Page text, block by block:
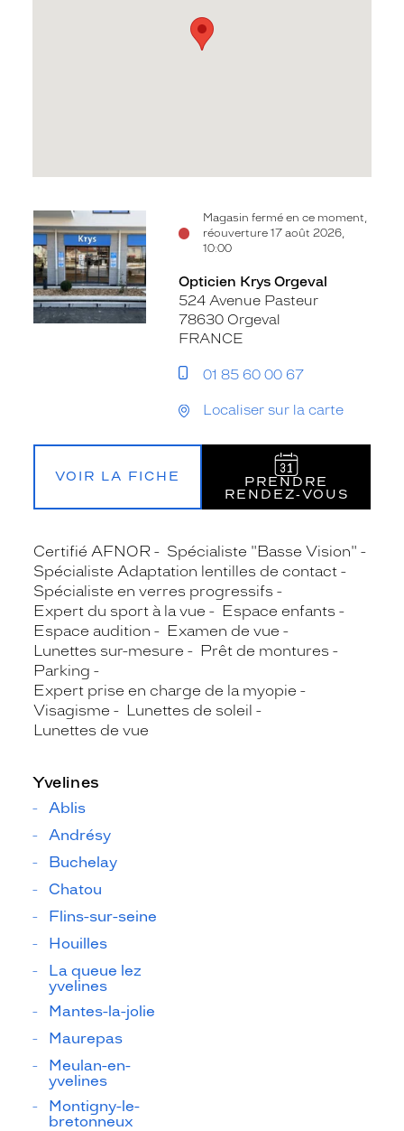
Magasin fermé en ce moment,
réouverture 17 août 2026,
10:00
Voir
la
fiche
Opticien Krys Orgeval
524 Avenue Pasteur
78630 Orgeval
FRANCE
01 85 60 00 67
Localiser sur la carte
VOIR LA FICHE
PRENDRE
RENDEZ‑VOUS
Certifié AFNOR
Spécialiste "Basse Vision"
Spécialiste Adaptation lentilles de contact
Spécialiste en verres progressifs
Expert du sport à la vue
Espace enfants
Espace audition
Examen de vue
Lunettes sur-mesure
Prêt de montures
Parking
Expert prise en charge de la myopie
Visagisme
Lunettes de soleil
Lunettes de vue
Yvelines
Ablis
Andrésy
Buchelay
Chatou
Flins-sur-seine
Houilles
La queue lez
yvelines
Mantes-la-jolie
Maurepas
Meulan-en-
yvelines
Montigny-le-
bretonneux